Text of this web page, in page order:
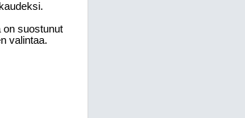
on suostunut
valintaa.